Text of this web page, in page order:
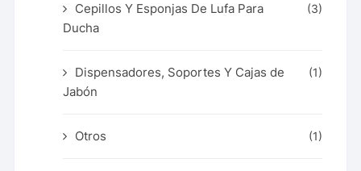
Cepillos Y Esponjas De Lufa Para
Ducha
(3)
Dispensadores, Soportes Y Cajas de
Jabón
(1)
Otros (1)